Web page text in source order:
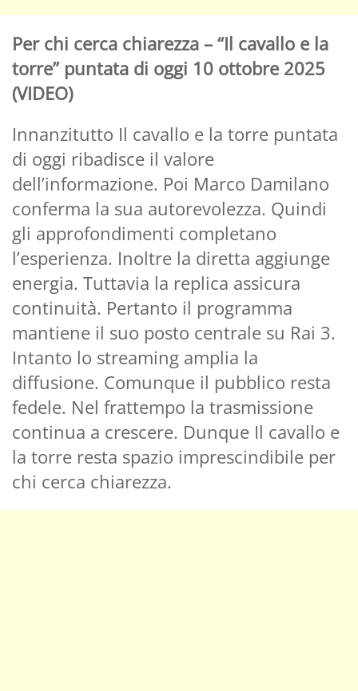
Per chi cerca chiarezza – “Il cavallo e la
torre” puntata di oggi 10 ottobre 2025
(VIDEO)
Innanzitutto Il cavallo e la torre puntata
di oggi ribadisce il valore
dell’informazione. Poi Marco Damilano
conferma la sua autorevolezza. Quindi
gli approfondimenti completano
l’esperienza. Inoltre la diretta aggiunge
energia. Tuttavia la replica assicura
continuità. Pertanto il programma
mantiene il suo posto centrale su Rai 3.
Intanto lo streaming amplia la
diffusione. Comunque il pubblico resta
fedele. Nel frattempo la trasmissione
continua a crescere. Dunque Il cavallo e
la torre resta spazio imprescindibile per
chi cerca chiarezza.